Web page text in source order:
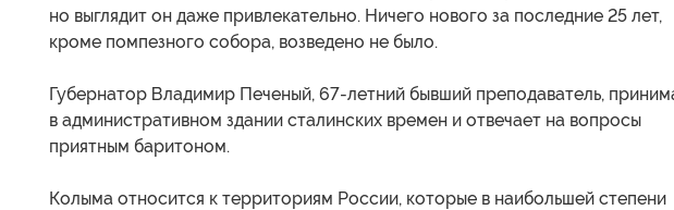
но выглядит он даже привлекательно. Ничего нового за последние 25 лет,
кроме помпезного собора, возведено не было.
Губернатор Владимир Печеный, 67-летний бывший преподаватель,
в административном здании сталинских времен и отвечает на вопросы
приятным баритоном.
Колыма относится к территориям России, которые в наибольшей степени